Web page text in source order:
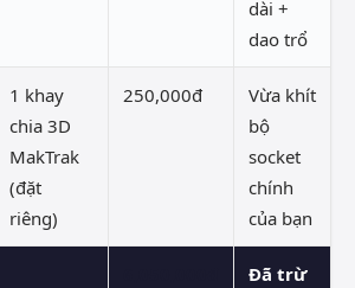
dài +
dao trổ
1 khay
chia 3D
MakTrak
(đặt
riêng)
250,000đ
Vừa khít
bộ
socket
chính
của bạn
Đã trừ